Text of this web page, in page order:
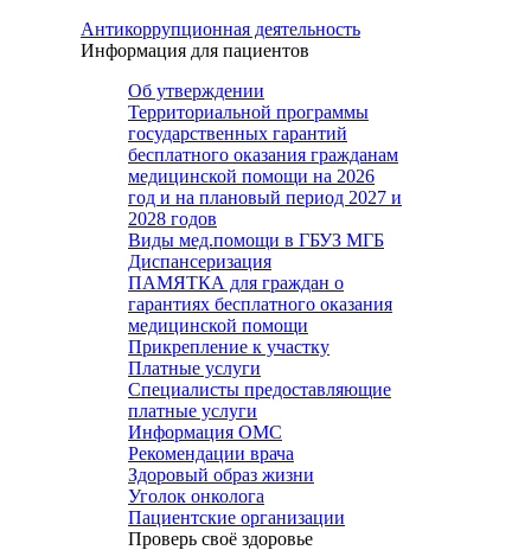
Антикоррупционная деятельность
Информация для пациентов
Об утверждении
Территориальной программы
государственных гарантий
бесплатного оказания гражданам
медицинской помощи на 2026
год и на плановый период 2027 и
2028 годов
Виды мед.помощи в ГБУЗ МГБ
Диспансеризация
ПАМЯТКА для граждан о
гарантиях бесплатного оказания
медицинской помощи
Прикрепление к участку
Платные услуги
Специалисты предоставляющие
платные услуги
Информация ОМС
Рекомендации врача
Здоровый образ жизни
Уголок онколога
Пациентские организации
Проверь своё здоровье